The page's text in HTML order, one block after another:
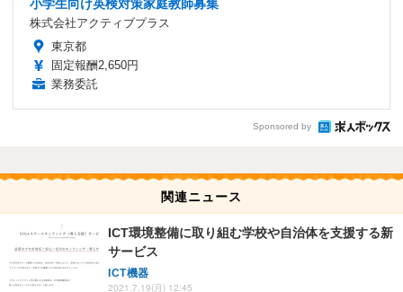
小学生向け英検対策家庭教師募集
株式会社アクティブプラス
東京都
固定報酬2,650円
業務委託
Sponsored by
関連ニュース
ICT環境整備に取り組む学校や自治体を支援する新
サービス
ICT機器
2021.7.19(月) 12:45